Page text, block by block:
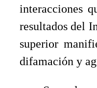
interacciones
resultados del
superior
difamación y